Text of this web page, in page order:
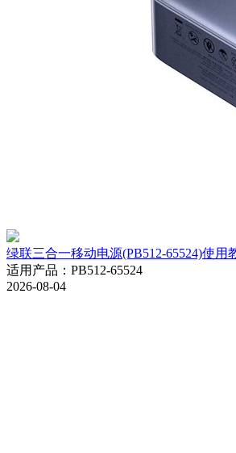
绿联三合一移动电源(PB512-65524)使用
适用产品 ： PB512-65524
2026-08-04